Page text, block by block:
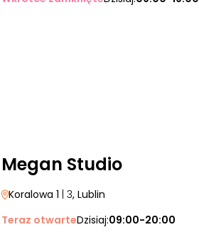
Megan Studio
Koralowa 1 | 3, Lublin
Teraz otwarteDzisiaj:09:00-20:00